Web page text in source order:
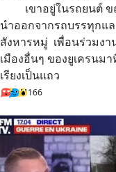
นำออกจากรถบรรทุกแ
สังหารหมู่  เพื่อนร่วมง
เมืองอื่นๆ ของยูเครนม
เรียงเป็นแถว
166